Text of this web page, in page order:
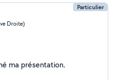
Particulier
Droite)
Je n'ai pas encore renseigné ma présentation.